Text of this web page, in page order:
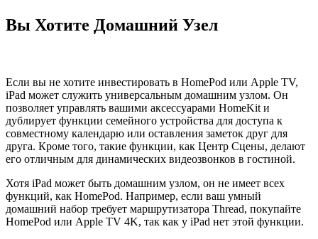
Вы Хотите Домашний Узел
Если вы не хотите инвестировать в HomePod или Apple TV,
iPad может служить универсальным домашним узлом. Он
позволяет управлять вашими аксессуарами HomeKit и
дублирует функции семейного устройства для доступа к
совместному календарю или оставления заметок друг для
друга. Кроме того, такие функции, как Центр Сцены, делают
его отличным для динамических видеозвонков в гостиной.
Хотя iPad может быть домашним узлом, он не имеет всех
функций, как HomePod. Например, если ваш умный
домашний набор требует маршрутизатора Thread, покупайте
HomePod или Apple TV 4K, так как у iPad нет этой функции.